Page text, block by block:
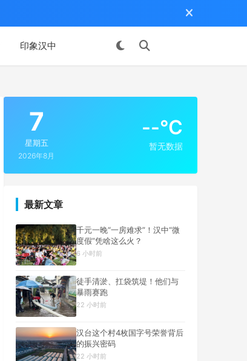
印象汉中
7
星期五
2026年8月
--°C
暂无数据
最新文章
千元一晚“一房难求”！汉中“微
度假”凭啥这么火？
6 小时前
徒手清淤、扛袋筑堤！他们与
暴雨赛跑
22 小时前
汉台这个村4枚国字号荣誉背后
的振兴密码
22 小时前